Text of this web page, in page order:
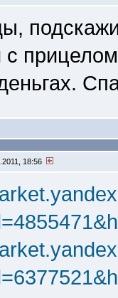
с
18:56